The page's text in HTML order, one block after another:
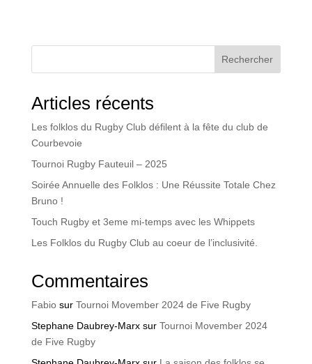
Rechercher
Articles récents
Les folklos du Rugby Club défilent à la fête du club de
Courbevoie
Tournoi Rugby Fauteuil – 2025
Soirée Annuelle des Folklos : Une Réussite Totale Chez
Bruno !
Touch Rugby et 3eme mi-temps avec les Whippets
Les Folklos du Rugby Club au coeur de l’inclusivité.
Commentaires
Fabiosur Tournoi Movember 2024 de Five Rugby
Stephane Daubrey-Marxsur Tournoi Movember 2024
de Five Rugby